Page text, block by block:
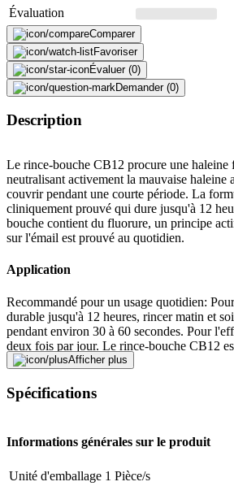
Évaluation
Comparer
Favoriser
Évaluer (0)
Demander (0)
Description
Le rince-bouche CB12 procure une haleine
neutralisant activement la mauvaise haleine
couvrir pendant une courte période. La
cliniquement prouvé qui dure jusqu'à 12
bouche contient du fluorure, un principe
sur l'émail est prouvé au quotidien.
Application
Recommandé pour un usage quotidien:
durable jusqu'à 12 heures, rincer matin et
pendant environ 30 à 60 secondes. Pour
deux fois par jour. Le rince-bouche CB12
usage quotidien à partir de 12 ans.
Traduit par DeepL.com
Description
Afficher plus
Spécifications
Informations générales sur le produit
Unité d'emballage 1 Pièce/s